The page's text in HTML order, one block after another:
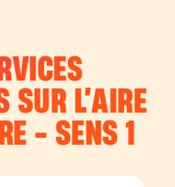
SUR L’AIRE
- SENS 1